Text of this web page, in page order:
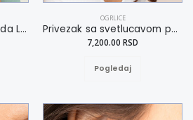
Ženska narukvica od žada L-XL
OGRLICE
Privezak sa svetlucavom površinom
7,200.00 RSD
Pogledaj